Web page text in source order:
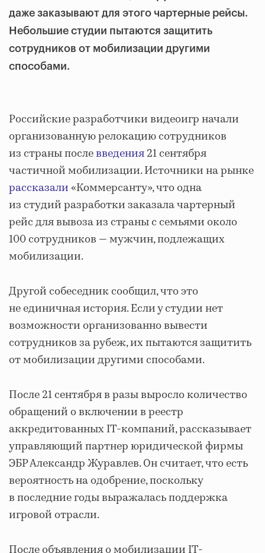
даже заказывают для этого чартерные рейсы.
Небольшие студии пытаются защитить
сотрудников от мобилизации другими
способами.
Российские разработчики видеоигр начали
организованную релокацию сотрудников
из страны послевведения21 сентября
частичной мобилизации. Источники на рынке
рассказали«Коммерсанту», что одна
из студий разработки заказала чартерный
рейс для вывоза из страны с семьями около
100 сотрудников — мужчин, подлежащих
мобилизации.
Другой собеседник сообщил, что это
не единичная история. Если у студии нет
возможности организованно вывести
сотрудников за рубеж, их пытаются защитить
от мобилизации другими способами.
После 21 сентября в разы выросло количество
обращений о включении в реестр
аккредитованных IT-компаний, рассказывает
управляющий партнер юридической фирмы
ЭБР Александр Журавлев. Он считает, что есть
вероятность на одобрение, поскольку
в последние годы выражалась поддержка
игровой отрасли.